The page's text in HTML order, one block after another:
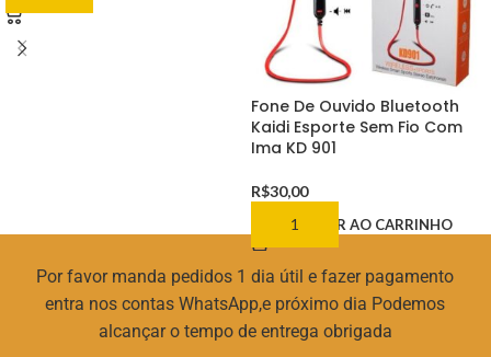
Fone De Ouvido Bluetooth
Kaidi Esporte Sem Fio Com
Ima KD 901
R$30,00
ADICIONAR AO CARRINHO
Por favor manda pedidos 1 dia útil e fazer pagamento
entra nos contas WhatsApp,e próximo dia Podemos
alcançar o tempo de entrega obrigada